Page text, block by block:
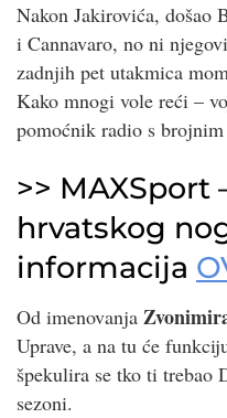
Nakon Jakirovića, došao
i Cannavaro, no ni
zadnjih pet utakmica
Kako mnogi vole reći –
pomoćnik radio s
>> MAXSport
hrvatskog
informacija
Od imenovanja
Uprave, a na tu će
špekulira se tko ti trebao
sezoni.